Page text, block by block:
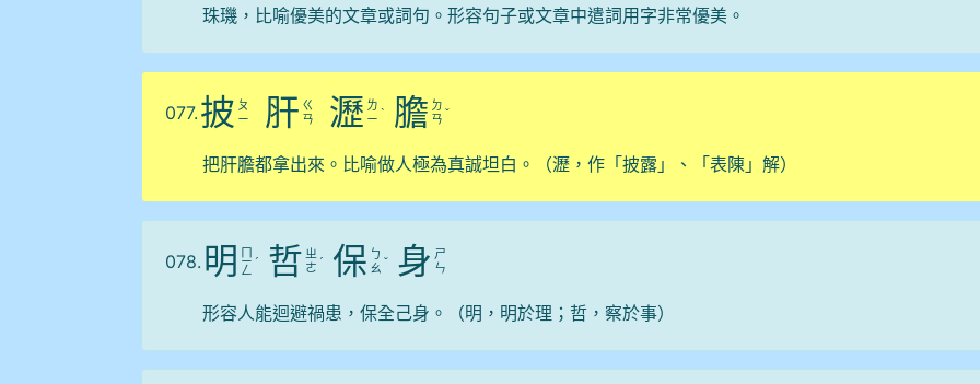
珠璣，比喻優美的文章或詞句。形容句子或文章中遣詞用字非常優美。
077. 披 ㄆ
ㄧ
肝 ㄍ
ㄢ
瀝 ㄌ
ㄧ ˋ 膽 ㄉ
ㄢ ˇ
把肝膽都拿出來。比喻做人極為真誠坦白。（瀝，作「披露」、「表陳」解）
078. 明 ㄇ
ㄧ
ㄥ
ˊ 哲 ㄓ
ㄜ ˊ 保 ㄅ
ㄠ ˇ 身 ㄕ
ㄣ
形容人能迴避禍患，保全己身。（明，明於理；哲，察於事）